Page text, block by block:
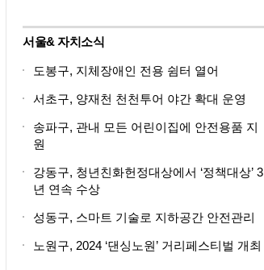
서울& 자치소식
도봉구, 지체장애인 전용 쉼터 열어
서초구, 양재천 천천투어 야간 확대 운영
송파구, 관내 모든 어린이집에 안전용품 지
원
강동구, 청년친화헌정대상에서 ‘정책대상’ 3
년 연속 수상
성동구, 스마트 기술로 지하공간 안전관리
노원구, 2024 ‘댄싱노원’ 거리페스티벌 개최